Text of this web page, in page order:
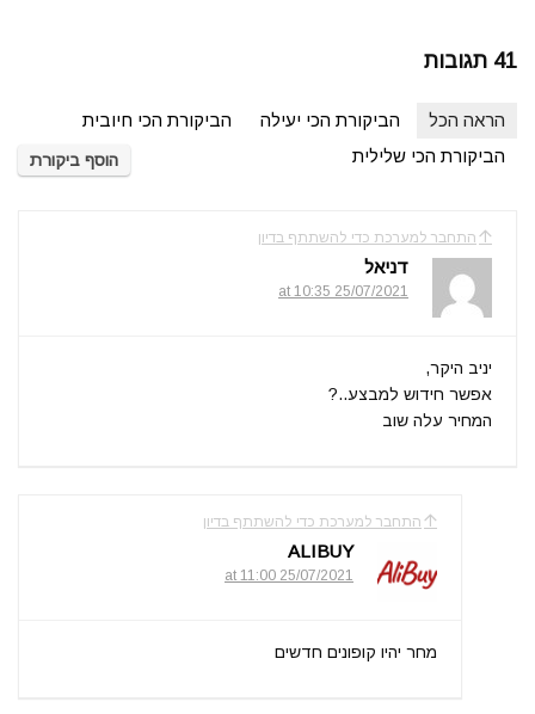
41 תגובות
הראה הכל הביקורת הכי יעילה
הביקורת הכי חיובית
הביקורת הכי שלילית
הוסף ביקורת
התחבר למערכת כדי להשתתף בדיון
דניאל
25/07/2021 at 10:35
יניב היקר,
אפשר חידוש למבצע..?
המחיר עלה שוב
התחבר למערכת כדי להשתתף בדיון
ALIBUY
25/07/2021 at 11:00
מחר יהיו קופונים חדשים